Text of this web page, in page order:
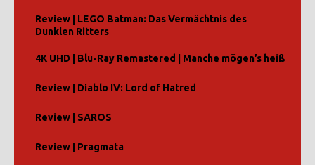
Review | LEGO Batman: Das Vermächtnis des
Dunklen Ritters
4K UHD | Blu-Ray Remastered | Manche mögen’s heiß
Review | Diablo IV: Lord of Hatred
Review | SAROS
Review | Pragmata